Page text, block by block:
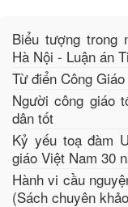
Biểu tượng trong
Hà Nội - Luận án
Từ điển Công
Người công giáo
dân tốt
Kỷ yếu toạ đàm
giáo Việt Nam 30
Hành vi cầu
(Sách chuyên